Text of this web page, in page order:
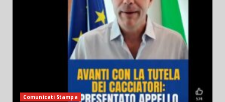
Comunicati Stampa